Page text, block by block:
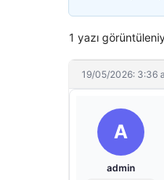
1 yazı
19/05/2026: 3:36
A
admin